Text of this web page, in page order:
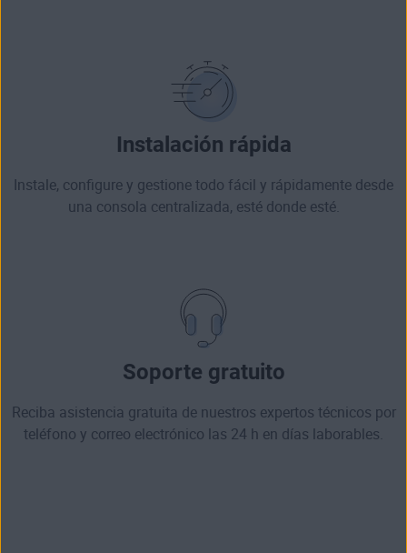
Instalación rápida
Instale, configure y gestione todo fácil y rápidamente desde
una consola centralizada, esté donde esté.
Soporte gratuito
Reciba asistencia gratuita de nuestros expertos técnicos por
teléfono y correo electrónico las 24 h en días laborables.